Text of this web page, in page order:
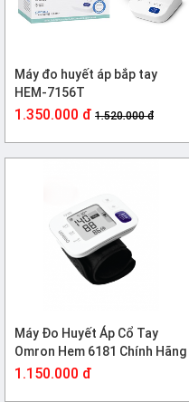
Máy đo huyết áp bắp tay
HEM-7156T
1.350.000 đ 1.520.000 đ
Máy Đo Huyết Áp Cổ Tay
Omron Hem 6181 Chính Hãng
1.150.000 đ